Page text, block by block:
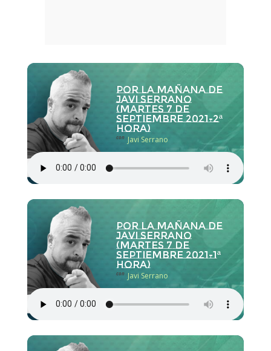
Por la Mañana de
Javi Serrano
(martes 7 de
septiembre 2021-2ª
hora)
con Javi Serrano
Por la Mañana de
Javi Serrano
(martes 7 de
septiembre 2021-1ª
hora)
con Javi Serrano